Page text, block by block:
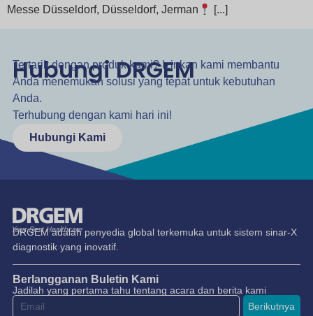
Messe Düsseldorf, Düsseldorf, Jerman
[...]
Hubungi DRGEM
Tertarik dengan produk kami? Izinkan kami membantu
Anda menemukan solusi yang tepat untuk kebutuhan
Anda.
Terhubung dengan kami hari ini!
Hubungi Kami
DRGEM adalah penyedia global terkemuka untuk sistem sinar-X
diagnostik yang inovatif.
Berlangganan Buletin Kami
Jadilah yang pertama tahu tentang acara dan berita kami
Berikutnya